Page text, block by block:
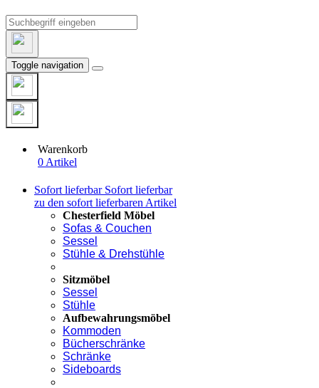
Toggle navigation
Warenkorb
0 Artikel
Sofort lieferbar Sofort lieferbar
zu den sofort lieferbaren Artikel
Chesterfield Möbel
Sofas & Couchen
Sessel
Stühle & Drehstühle
Sitzmöbel
Sessel
Stühle
Aufbewahrungsmöbel
Kommoden
Bücherschränke
Schränke
Sideboards